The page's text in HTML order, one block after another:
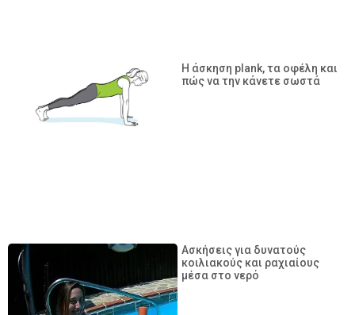
Η άσκηση plank, τα οφέλη και
πώς να την κάνετε σωστά
Ασκήσεις για δυνατούς
κοιλιακούς και ραχιαίους
μέσα στο νερό